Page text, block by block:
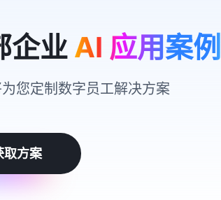
企业 AI 应用案例
您定制数字员工解决方案
取方案